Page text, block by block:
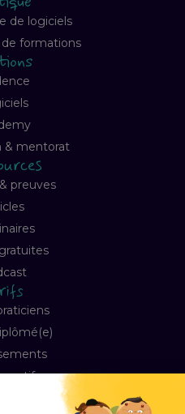
de logiciels
formations
& mentorat
preuves